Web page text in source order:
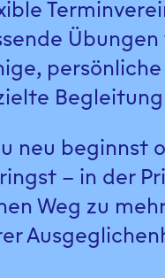
neu beginnst
– in der
Weg zu